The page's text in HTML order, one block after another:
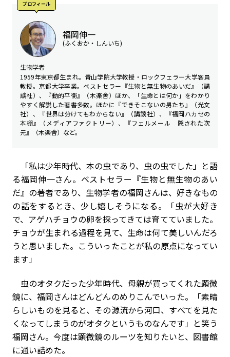
プロフィール
福岡伸一
(ふくおか・しんいち)
生物学者
1959年東京都生まれ。青山学院大学教授・ロックフェラー大学客員
教授。京都大学卒業。ベストセラー『生物と無生物のあいだ』（講
談社）、『動的平衡』（木楽舎）ほか、「生命とは何か」をわかり
やすく解説した著書多数。ほかに『できそこないの男たち』（光文
社）、『世界は分けてもわからない』（講談社）、『福岡ハカセの
本棚』（メディアファクトリー）、『フェルメール 隠された次
元』（木楽舎）など。
「私は少年時代、本の虫であり、虫の虫でした」と語
る福岡伸一さん。ベストセラー『生物と無生物のあい
だ』の著者であり、生物学者の福岡さんは、好きなもの
の話をするとき、少し嬉しそうになる。「虫が大好き
で、アゲハチョウの卵を採ってきては育てていました。
チョウが生まれる過程を見て、生命は何て美しいんだろ
うと思いました。こういったことが私の原点になってい
ます」
虫のオタクだった少年時代、母親が買ってくれた顕微
鏡に、福岡さんはどんどんのめりこんでいった。「素晴
らしいものを見ると、その源流から河口、すべてを見た
くなってしまうのがオタクというものなんです」と笑う
福岡さん。今度は顕微鏡のルーツを知りたいと、図書館
に通い詰めた。